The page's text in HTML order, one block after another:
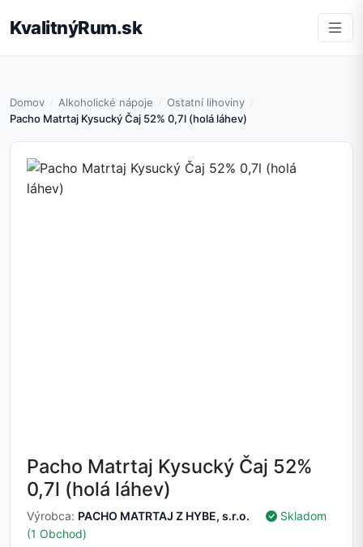
KvalitnýRum.sk
Domov Alkoholické nápoje
Ostatní lihoviny
Pacho Matrtaj Kysucký Čaj 52% 0,7l (holá láhev)
Pacho Matrtaj Kysucký Čaj 52%
0,7l (holá láhev)
Výrobca: PACHO MATRTAJ Z HYBE, s.r.o.
Skladom
(1 Obchod)